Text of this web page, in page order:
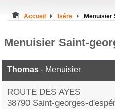
Accueil Isère Menuisier
Menuisier Saint-
Thomas - Menuisier
ROUTE DES AYES
38790 Saint-georges-